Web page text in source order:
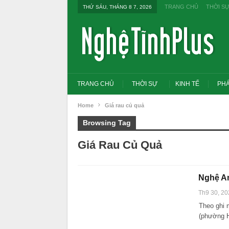
THỨ SÁU, THÁNG 8 7, 2026 TRANG CHỦ THỜI SỰ
TRANG CHỦ THỜI SỰ KINH TẾ
Home Giá rau củ quả
Browsing Tag
Giá Rau Củ Quả
Nghệ
Th9 30,
Theo ghi
(phường